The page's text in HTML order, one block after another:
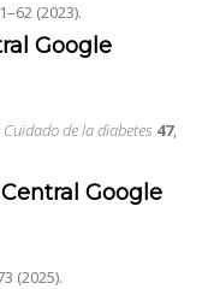
(2023).
Google
Cuidado de la diabetes 47,
Google
(2025).